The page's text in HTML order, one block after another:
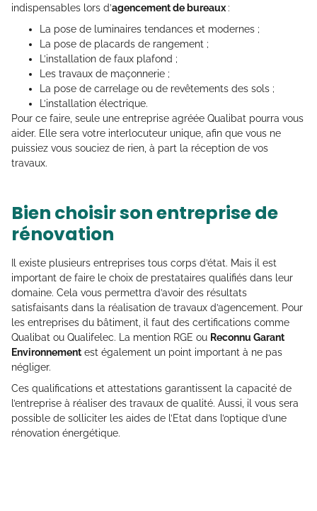
indispensables lors d’agencement de bureaux:
La pose de luminaires tendances et modernes ;
La pose de placards de rangement ;
L’installation de faux plafond ;
Les travaux de maçonnerie ;
La pose de carrelage ou de revêtements des sols ;
L’installation électrique.
Pour ce faire, seule une entreprise agréée Qualibat pourra vous
aider. Elle sera votre interlocuteur unique, afin que vous ne
puissiez vous souciez de rien, à part la réception de vos
travaux.
Bien choisir son entreprise de
rénovation
Il existe plusieurs entreprises tous corps d’état. Mais il est
important de faire le choix de prestataires qualifiés dans leur
domaine. Cela vous permettra d’avoir des résultats
satisfaisants dans la réalisation de travaux d’agencement. Pour
les entreprises du bâtiment, il faut des certifications comme
Qualibat ou Qualifelec. La mention RGE ou Reconnu Garant
Environnementest également un point important à ne pas
négliger.
Ces qualifications et attestations garantissent la capacité de
l’entreprise à réaliser des travaux de qualité. Aussi, il vous sera
possible de solliciter les aides de l’Etat dans l’optique d’une
rénovation énergétique.